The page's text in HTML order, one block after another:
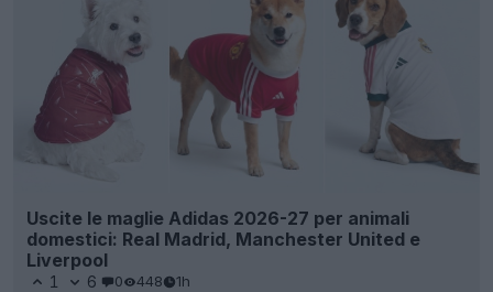
Uscite le maglie Adidas 2026-27 per animali
domestici: Real Madrid, Manchester United e
Liverpool
1 6 0 448 1h